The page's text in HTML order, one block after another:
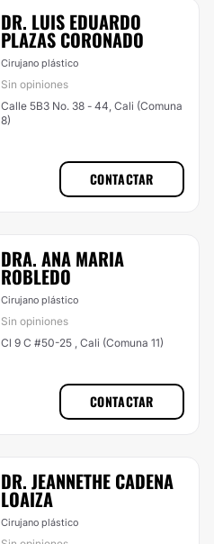
DR. LUIS EDUARDO
PLAZAS CORONADO
Cirujano plástico
Sin opiniones
Calle 5B3 No. 38 - 44, Cali (Comuna
8)
CONTACTAR
DRA. ANA MARIA
ROBLEDO
Cirujano plástico
Sin opiniones
Cl 9 C #50-25 , Cali (Comuna 11)
CONTACTAR
DR. JEANNETHE CADENA
LOAIZA
Cirujano plástico